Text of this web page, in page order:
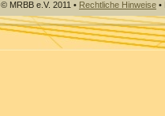
© MRBB e.V. 2011 • Rechtliche Hinweise •